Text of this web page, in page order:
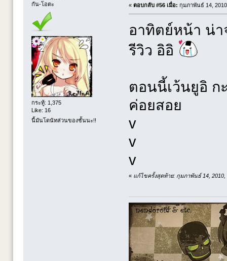
กัน-โอตะ
กระทู้: 1,375
Like: 16
นี้มันโดนัทส่วนของชั้นนะ!!
« ตอบกลับ #56 เมื่อ: กุมภาพันธ์ 14,
อาทิตย์หน้า น่า
รีวิว อิอิ
ตอนนี้เว้นยูอิ ก
ค่อยสอย
v
v
v
« แก้ไขครั้งสุดท้าย: กุมภาพันธ์ 14, 2010,